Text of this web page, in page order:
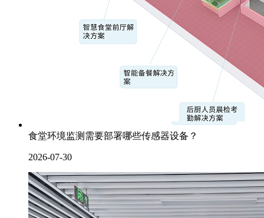
食堂环境监测需要部署哪些传感器设备？
2026-07-30